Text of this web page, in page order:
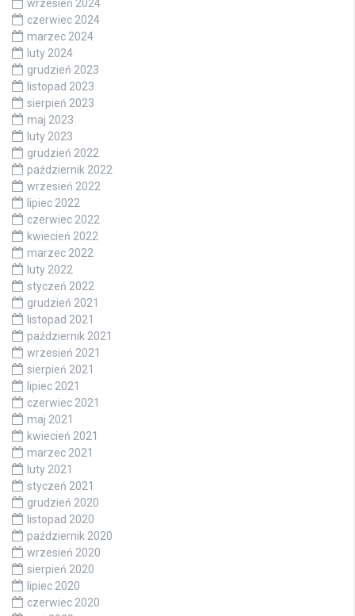
wrzesień 2024
czerwiec 2024
marzec 2024
luty 2024
grudzień 2023
listopad 2023
sierpień 2023
maj 2023
luty 2023
grudzień 2022
październik 2022
wrzesień 2022
lipiec 2022
czerwiec 2022
kwiecień 2022
marzec 2022
luty 2022
styczeń 2022
grudzień 2021
listopad 2021
październik 2021
wrzesień 2021
sierpień 2021
lipiec 2021
czerwiec 2021
maj 2021
kwiecień 2021
marzec 2021
luty 2021
styczeń 2021
grudzień 2020
listopad 2020
październik 2020
wrzesień 2020
sierpień 2020
lipiec 2020
czerwiec 2020